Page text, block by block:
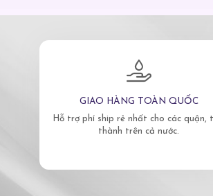
GIAO HÀNG TOÀN QUỐC
Hỗ trợ phí ship rẻ nhất cho các quận,
thành trên cả nước.